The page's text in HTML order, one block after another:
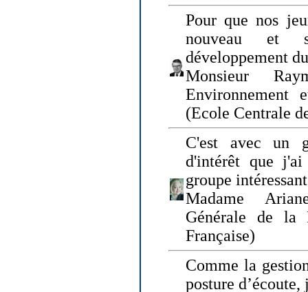
Pour que nos
nouveau et
développement
Monsieur
Environnement
(Ecole Centrale
C'est avec un
d'intérêt que
groupe
Madame
Générale de la
Française)
Comme la
posture